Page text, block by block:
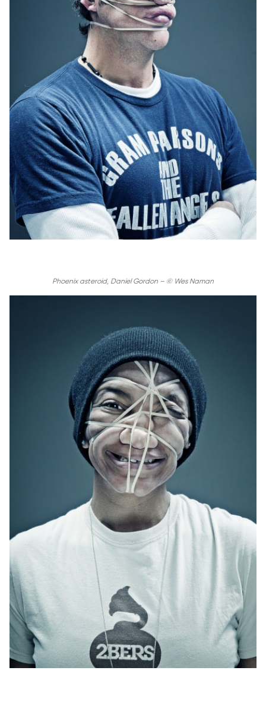
Phoenix asteroid, Daniel Gordon – © Wes Naman